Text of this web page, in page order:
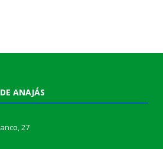
ANAJÁS
27